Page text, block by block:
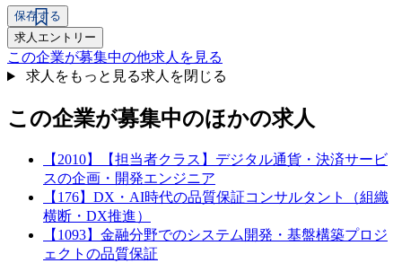
保存する
求人エントリー
この企業が募集中の他求人を見る
求人をもっと見る求人を閉じる
この企業が募集中のほかの求人
【2010】【担当者クラス】デジタル通貨・決済サービ
スの企画・開発エンジニア
【176】DX・AI時代の品質保証コンサルタント（組織
横断・DX推進）
【1093】金融分野でのシステム開発・基盤構築プロジ
ェクトの品質保証